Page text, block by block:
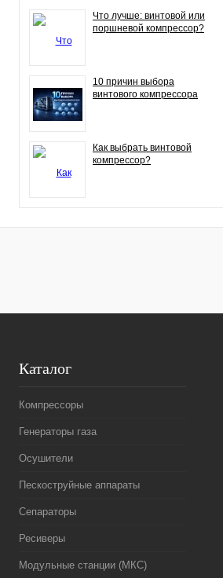
Что лучше: винтовой или
поршневой компрессор?
10 причин выбора
винтового компрессора
Как выбрать винтовой
компрессор?
Каталог
Компрессоры
Генераторы газа
Осушители
Пескоструйные аппараты
Сепараторы
Ресиверы
Модульные станции (МКС)